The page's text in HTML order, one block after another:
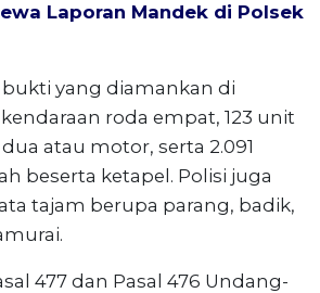
Laporan Mandek di Polsek
yang diamankan di
roda empat, 123 unit
atau motor, serta 2.091
beserta ketapel. Polisi juga
tajam berupa parang, badik,
477 dan Pasal 476 Undang-